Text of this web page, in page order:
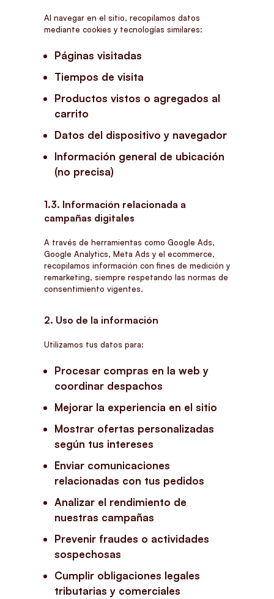
Al navegar en el sitio, recopilamos datos
mediante cookies y tecnologías similares:
Páginas visitadas
Tiempos de visita
Productos vistos o agregados al
carrito
Datos del dispositivo y navegador
Información general de ubicación
(no precisa)
1.3. Información relacionada a
campañas digitales
A través de herramientas como Google Ads,
Google Analytics, Meta Ads y el ecommerce,
recopilamos información con fines de medición y
remarketing, siempre respetando las normas de
consentimiento vigentes.
2. Uso de la información
Utilizamos tus datos para:
Procesar compras en la web y
coordinar despachos
Mejorar la experiencia en el sitio
Mostrar ofertas personalizadas
según tus intereses
Enviar comunicaciones
relacionadas con tus pedidos
Analizar el rendimiento de
nuestras campañas
Prevenir fraudes o actividades
sospechosas
Cumplir obligaciones legales
tributarias y comerciales